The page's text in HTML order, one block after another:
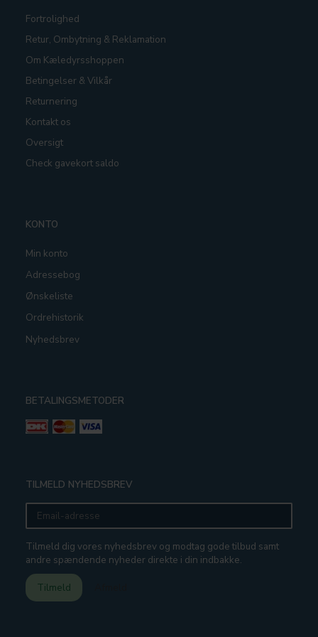
Fortrolighed
Retur, Ombytning & Reklamation
Om Kæledyrsshoppen
Betingelser & Vilkår
Returnering
Kontakt os
Oversigt
Check gavekort saldo
KONTO
Min konto
Adressebog
Ønskeliste
Ordrehistorik
Nyhedsbrev
BETALINGSMETODER
TILMELD NYHEDSBREV
Email-
adresse
Tilmeld dig vores nyhedsbrev og modtag gode tilbud samt
andre spændende nyheder direkte i din indbakke.
Tilmeld